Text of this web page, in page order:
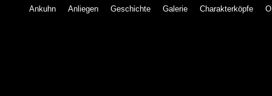
Ankuhn Anliegen Geschichte Galerie Charakterköpfe